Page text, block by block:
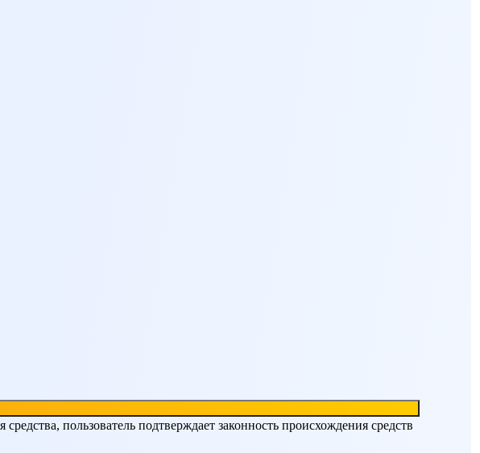
средства, пользователь подтверждает законность происхождения средств